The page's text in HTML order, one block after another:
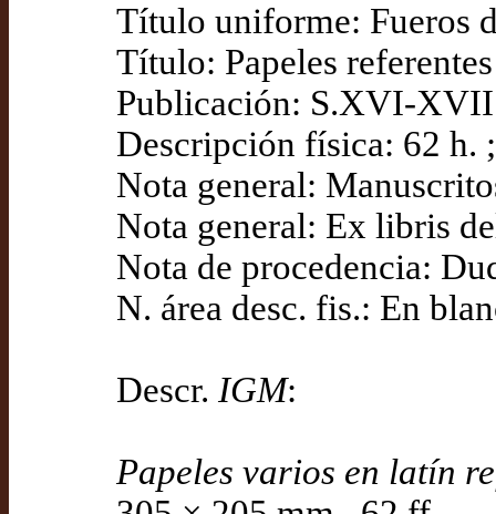
Título uniforme: Fueros
Título: Papeles
Publicación: S.XVI-XVII
Descripción física: 62 h.
Nota general:
Nota general: Ex libris
Nota de procedencia:
N. área desc. fis.: En
Descr. IGM:
Papeles varios en latín